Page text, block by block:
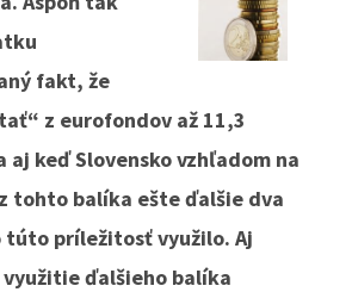
fakt, že
z eurofondov až 11,3
keď Slovensko vzhľadom na
tohto balíka ešte ďalšie dva
túto príležitosť využilo. Aj
využitie ďalšieho balíka